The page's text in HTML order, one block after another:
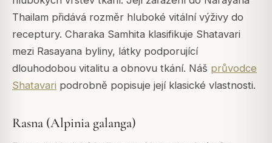
Thailam přidává rozměr hluboké vitální výživy do
receptury. Charaka Samhita klasifikuje Shatavari
mezi Rasayana byliny, látky podporující
dlouhodobou vitalitu a obnovu tkání. Náš průvodce
Shatavari podrobně popisuje její klasické vlastnosti.
Rasna (Alpinia galanga)